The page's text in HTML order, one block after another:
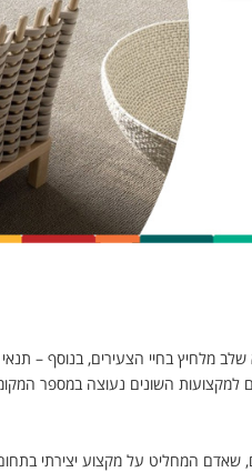
מלחיץ בחיי הצעירים, בנוסף –
למקצועות השונים נעוצה במספר
שאדם המחליט על מקצוע יצירתי